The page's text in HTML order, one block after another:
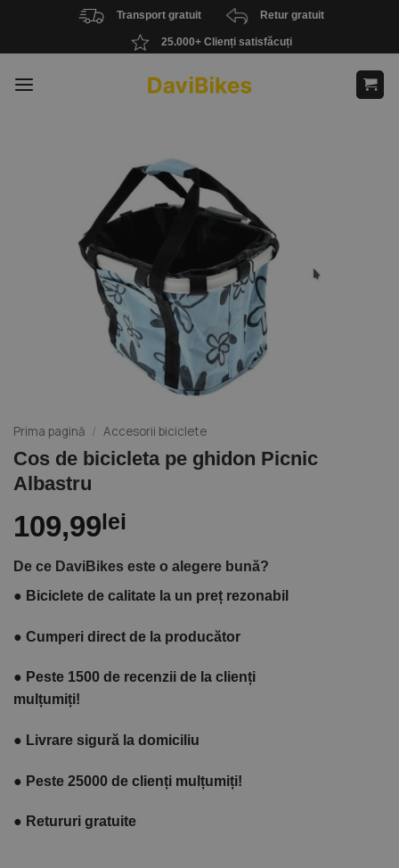
content
Transport gratuit Retur gratuit
25.000+ Clienți satisfăcuți
Prima pagină / Accesorii biciclete
Cos de bicicleta pe ghidon Picnic
Albastru
109,99lei
De ce DaviBikes este o alegere bună?
● Biciclete de calitate la un preț rezonabil
● Cumperi direct de la producător
● Peste 1500 de recenzii de la clienți
mulțumiți!
● Livrare sigură la domiciliu
● Peste 25000 de clienți mulțumiți!
● Retururi gratuite